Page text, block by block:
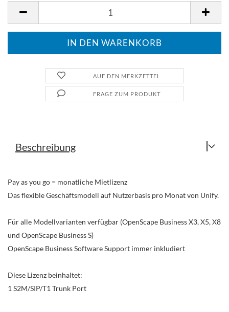
AUF DEN MERKZETTEL
FRAGE ZUM PRODUKT
Beschreibung
Pay as you go = monatliche Mietlizenz
Das flexible Geschäftsmodell auf Nutzerbasis pro Monat von Unify.
Für alle Modellvarianten verfügbar (OpenScape Business X3, X5, X8
und OpenScape Business S)
OpenScape Business Software Support immer inkludiert
Diese Lizenz beinhaltet:
1 S2M/SIP/T1 Trunk Port